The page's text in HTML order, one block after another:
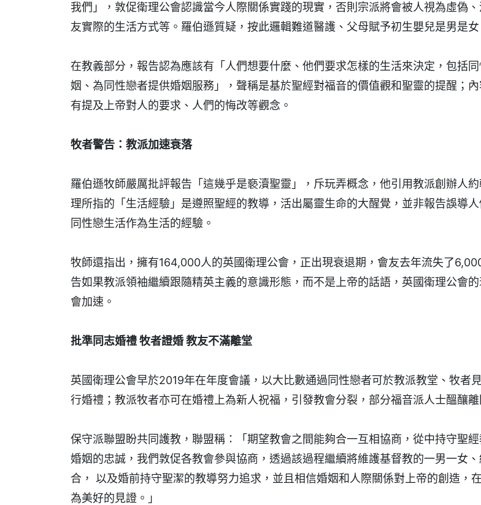
我們」，敦促衛理公會認識當今人際關係實踐的現實，否則宗派將會被人視為虛偽
友實際的生活方式等。羅伯遜質疑，按此邏輯難道醫護、父母賦予初生嬰兒是男是女
在教義部分，報告認為應該有「人們想要什麼、他們要求怎樣的生活來決定，包括
姻、為同性戀者提供婚姻服務」，聲稱是基於聖經對福音的價值觀和聖靈的提醒；
有提及上帝對人的要求、人們的悔改等觀念。
牧者警告：教派加速衰落
羅伯遜牧師嚴厲批評報告「這幾乎是褻瀆聖靈」，斥玩弄概念，他引用教派創辦人
理所指的「生活經驗」是遵照聖經的教導，活出屬靈生命的大醒覺，並非報告誤導
同性戀生活作為生活的經驗。
牧師還指出，擁有164,000人的英國衛理公會，正出現衰退期，會友去年流失了
告如果教派領袖繼續跟隨精英主義的意識形態，而不是上帝的話語，英國衛理公會
會加速。
批準同志婚禮 牧者證婚 教友不滿離堂
英國衛理公會早於2019年在年度會議，以大比數通過同性戀者可於教派教堂、牧者
行婚禮；教派牧者亦可在婚禮上為新人祝福，引發教會分裂，部分福音派人士醞釀離
保守派聯盟盼共同護教，聯盟稱：「期望教會之間能夠合一互相協商，從中持守聖
婚姻的忠誠，我們敦促各教會參與協商，透過該過程繼續將維護基督教的一男一女
合， 以及婚前持守聖潔的教導努力追求，並且相信婚姻和人際關係對上帝的創造，
為美好的見證。」